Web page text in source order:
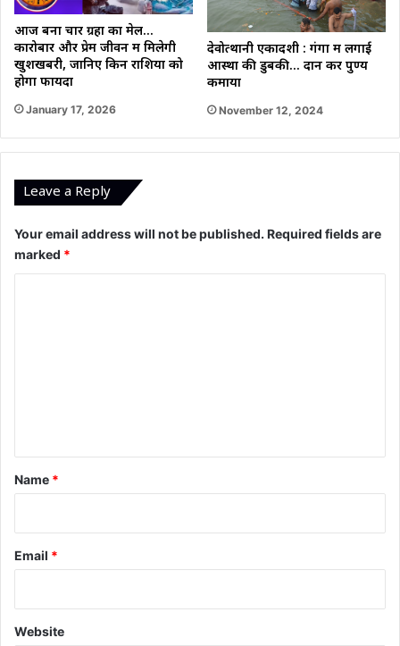
आज बना चार ग्रहों का मेल…
कारोबार और प्रेम जीवन में मिलेगी
खुशखबरी, जानिए किन राशियों को
होगा फायदा
January 17, 2026
देवोत्थानी एकादशी : गंगा में लगाई
आस्था की डुबकी… दान कर पुण्य
कमाया
November 12, 2024
Leave a Reply
Your email address will not be published. Required fields are
marked *
*
Name *
Email *
Website